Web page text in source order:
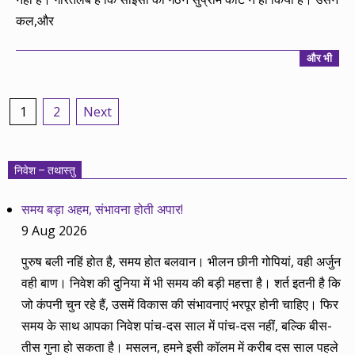
कल,और
और भी
Posts
1 2 Next
निवेश – तथास्तु
समय बड़ा अहम, संभावना होती अपार!
9 Aug 2026
पुरुष बली नहिं होत है, समय होत बलवान। भीलन छीनी गोपियां, वही अर्जुन
वही बाण। निवेश की दुनिया में भी समय की बड़ी महत्ता है। शर्त इतनी है कि
जो कंपनी चुन रहे हैं, उसमें विकास की संभावनाएं भरपूर होनी चाहिए। फिर
समय के साथ आपका निवेश पांच-दस साल में पांच-दस नहीं, बल्कि बीस-
तीस गुना हो सकता है। मसलन, हमने इसी कॉलम में करीब दस साल पहले